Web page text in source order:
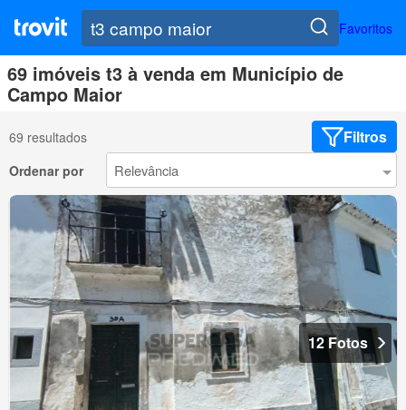
Favoritos
69 imóveis t3 à venda em Município de
Campo Maior
69 resultados Filtros
Ordenar por
12 Fotos